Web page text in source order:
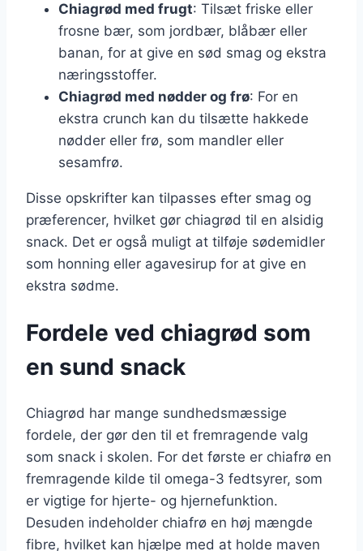
Chiagrød med frugt: Tilsæt friske eller
frosne bær, som jordbær, blåbær eller
banan, for at give en sød smag og ekstra
næringsstoffer.
Chiagrød med nødder og frø: For en
ekstra crunch kan du tilsætte hakkede
nødder eller frø, som mandler eller
sesamfrø.
Disse opskrifter kan tilpasses efter smag og
præferencer, hvilket gør chiagrød til en alsidig
snack. Det er også muligt at tilføje sødemidler
som honning eller agavesirup for at give en
ekstra sødme.
Fordele ved chiagrød som
en sund snack
Chiagrød har mange sundhedsmæssige
fordele, der gør den til et fremragende valg
som snack i skolen. For det første er chiafrø en
fremragende kilde til omega-3 fedtsyrer, som
er vigtige for hjerte- og hjernefunktion.
Desuden indeholder chiafrø en høj mængde
fibre, hvilket kan hjælpe med at holde maven